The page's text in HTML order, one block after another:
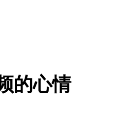
威胁的心情